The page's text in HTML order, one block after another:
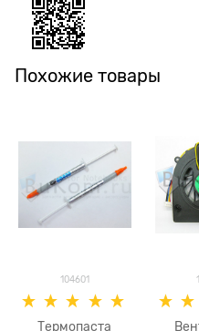
Похожие товары
104601
Термопаста